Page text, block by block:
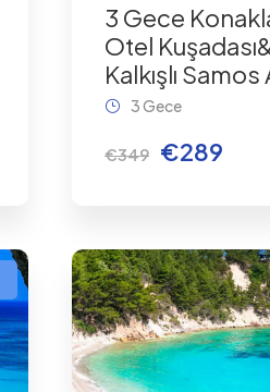
3 Gece
Otel
Kalkışlı Samos
€349 €289
3 Gece